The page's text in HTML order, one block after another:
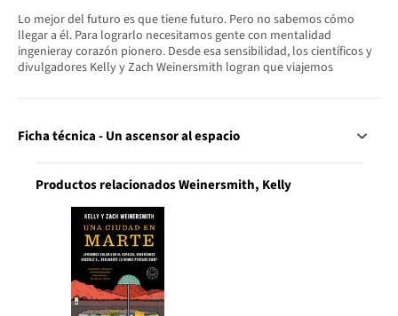
Lo mejor del futuro es que tiene futuro. Pero no sabemos cómo
llegar a él. Para lograrlo necesitamos gente con mentalidad
ingenieray corazón pionero. Desde esa sensibilidad, los científicos y
divulgadores Kelly y Zach Weinersmith logran que viajemos
Ficha técnica - Un ascensor al espacio
Productos relacionados Weinersmith, Kelly